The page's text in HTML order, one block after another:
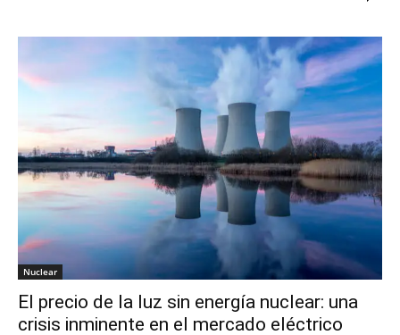
Nuclear
El precio de la luz sin energía nuclear: una
crisis inminente en el mercado eléctrico